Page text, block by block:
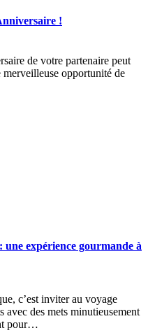
!
de votre partenaire peut
merveilleuse opportunité de
expérience gourmande à
c’est inviter au voyage
des mets minutieusement
pour…